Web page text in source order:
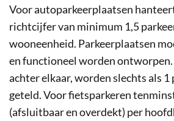
Voor autoparkeerplaatsen
richtcijfer van minimum 1,5
wooneenheid. Parkeerplaatsen
en functioneel worden
achter elkaar, worden slechts als 1
geteld. Voor fietsparkeren
(afsluitbaar en overdekt) per